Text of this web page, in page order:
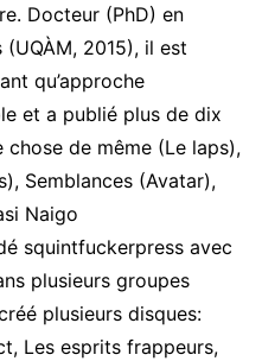
Docteur (PhD) en
2015), il est
qu’approche
et a publié plus de dix
chose de même (Le laps),
Semblances (Avatar),
Naigo
squintfuckerpress avec
plusieurs groupes
plusieurs disques:
, Les esprits frappeurs,